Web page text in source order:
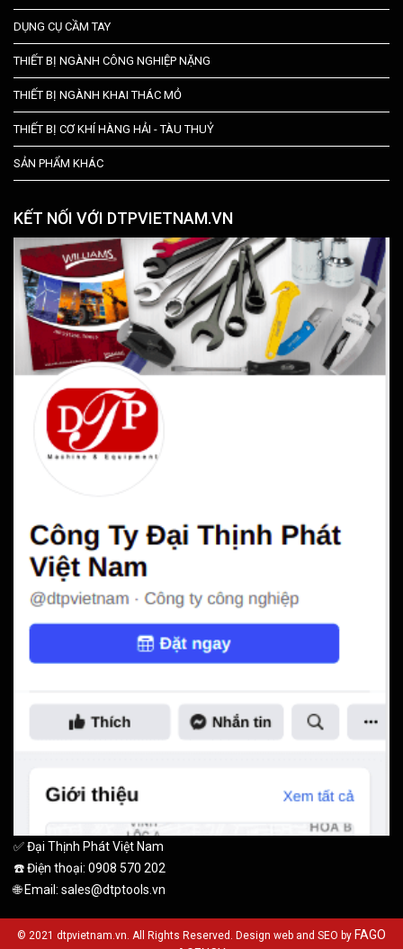
DỤNG CỤ CẦM TAY
THIẾT BỊ NGÀNH CÔNG NGHIỆP NẶNG
THIẾT BỊ NGÀNH KHAI THÁC MỎ
THIẾT BỊ CƠ KHÍ HÀNG HẢI - TÀU THUỶ
SẢN PHẨM KHÁC
KẾT NỐI VỚI DTPVIETNAM.VN
✅ Đại Thịnh Phát Việt Nam
☎️ Điện thoại: 0908 570 202
🌐 Email: sales@dtptools.vn
© 2021 dtpvietnam.vn. All Rights Reserved. Design web and SEO by FAGO